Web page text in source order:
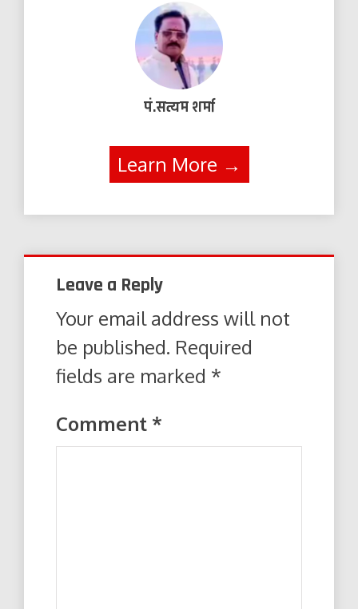
पं.सत्यम शर्मा
Learn More →
Leave a Reply
Your email address will not
be published. Required
fields are marked *
Comment *